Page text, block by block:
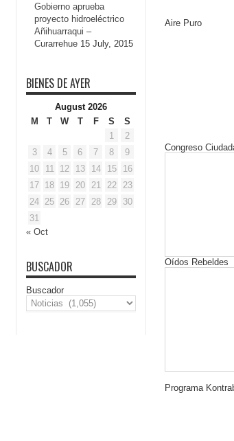
Gobierno aprueba
proyecto hidroeléctrico
Añihuarraqui –
Curarrehue 15 July, 2015
BIENES DE AYER
August 2026
M
T W T F S
S
1
2
3
4 5 6 7 8
9
10
11 12 13 14 15
16
17 18 19 20 21 22
23
24 25 26 27 28 29
30
31
« Oct
BUSCADOR
Buscador
Aire Puro
Congreso
Oídos Rebeldes
Programa